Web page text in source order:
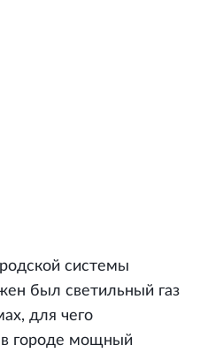
системы
был светильный газ
для чего
в городе мощный